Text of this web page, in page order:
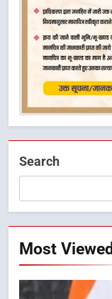
Search
Most Viewed